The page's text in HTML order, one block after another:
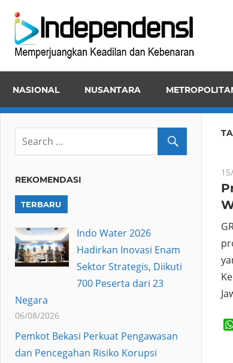
content
NASIONAL NUSANTARA
REKOMENDASI
TERBARU
Indo Water 2026
Hadirkan Inovasi Enam
Sektor Strategis, Diikuti
700 Peserta dari 23
Negara
06/08/2026
Pemkot Bekasi Perkuat Pengawasan
dan Pencegahan Risiko Korupsi